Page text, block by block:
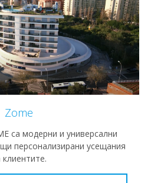
Zome
са модерни и универсални
персонализирани усещания
клиентите.